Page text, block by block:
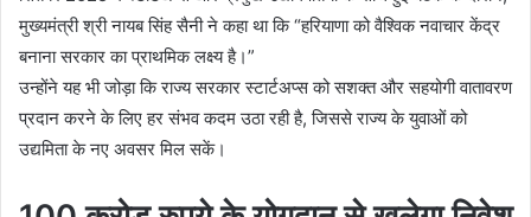
मुख्यमंत्री श्री नायब सिंह सैनी ने कहा था कि “हरियाणा को वैश्विक नवाचार केंद्र
बनाना सरकार का प्राथमिक लक्ष्य है।”
उन्होंने यह भी जोड़ा कि राज्य सरकार स्टार्टअप्स को सशक्त और सहयोगी वातावरण
प्रदान करने के लिए हर संभव कदम उठा रही है, जिससे राज्य के युवाओं को
उद्यमिता के नए अवसर मिल सकें।